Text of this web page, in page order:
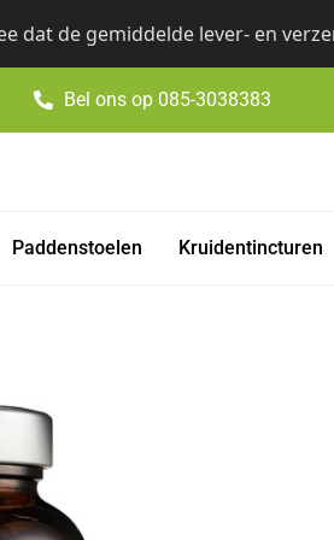
dat de gemiddelde lever- en
Bel ons op 085-3038383
Paddenstoelen Kruidentincturen